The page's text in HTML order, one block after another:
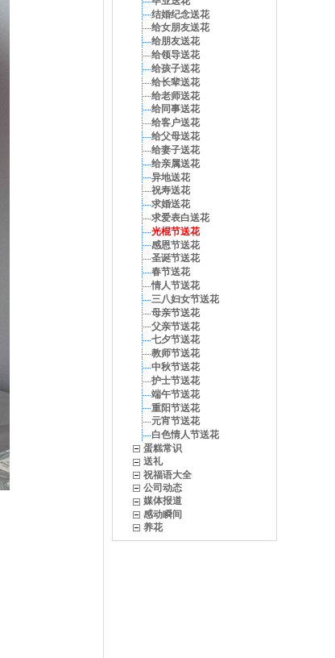
结婚纪念送花
给女朋友送花
给朋友送花
给领导送花
给孩子送花
给长辈送花
给老师送花
给同事送花
给客户送花
给父母送花
给妻子送花
给亲属送花
异地送花
祝寿送花
求婚送花
求爱表白送花
光棍节送花
感恩节送花
圣诞节送花
春节送花
情人节送花
三八妇女节送花
母亲节送花
父亲节送花
七夕节送花
教师节送花
中秋节送花
护士节送花
端午节送花
重阳节送花
元宵节送花
白色情人节送花
蛋糕常识
送礼
祝福语大全
公司动态
媒体报道
感动瞬间
养花